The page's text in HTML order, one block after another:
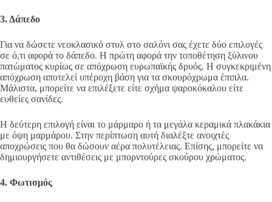
3. Δάπεδο
Για να δώσετε νεοκλασικό στυλ στο σαλόνι σας έχετε δύο επιλογές
σε ό,τι αφορά το δάπεδο. Η πρώτη αφορά την τοποθέτηση ξύλινου
πατώματος κυρίως σε απόχρωση ευρωπαϊκής δρυός. Η συγκεκριμένη
απόχρωση αποτελεί υπέροχη βάση για τα σκουρόχρωμα έπιπλα.
Μάλιστα, μπορείτε να επιλέξετε είτε σχήμα ψαροκόκαλου είτε
ευθείες σανίδες.
Η δεύτερη επιλογή είναι το μάρμαρο ή τα μεγάλα κεραμικά πλακάκια
με όψη μαρμάρου. Στην περίπτωση αυτή διαλέξτε ανοιχτές
αποχρώσεις που θα δώσουν αέρα πολυτέλειας. Επίσης, μπορείτε να
δημιουργήσετε αντιθέσεις με μπορντούρες σκούρου χρώματος.
4. Φωτισμός